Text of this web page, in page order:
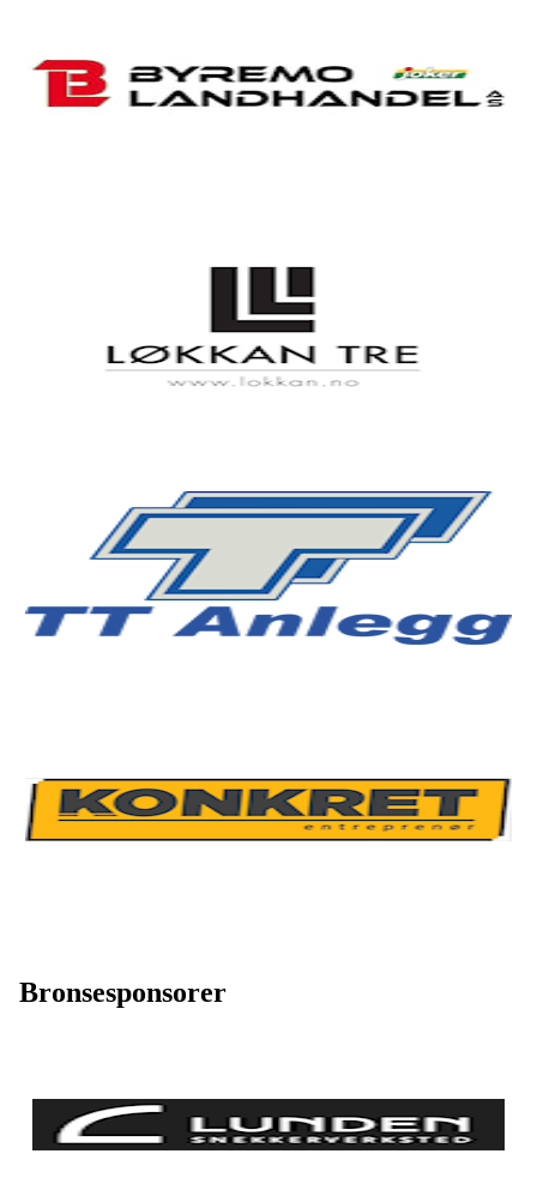
Bronsesponsorer